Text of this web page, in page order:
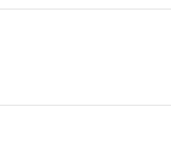
疫苗过期
记者表示，